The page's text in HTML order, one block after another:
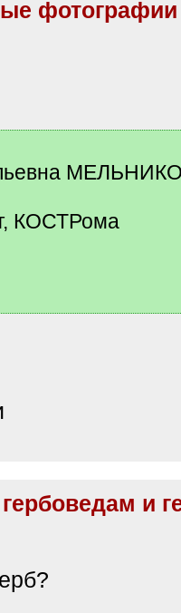
фотографии
КОСТРома
и